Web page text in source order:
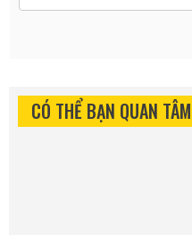
CÓ THỂ BẠN QUAN TÂM